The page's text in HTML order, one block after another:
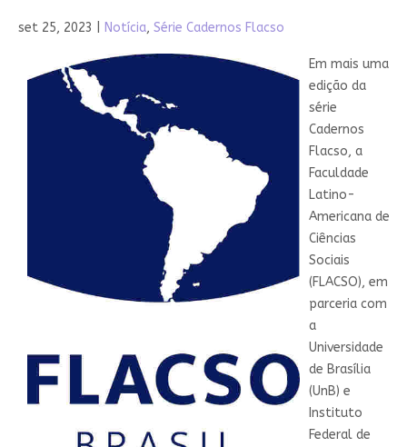
set 25, 2023 Notícia, Série Cadernos Flacso
Em mais uma
edição da
série
Cadernos
Flacso, a
Faculdade
Latino-
Americana de
Ciências
Sociais
(FLACSO), em
parceria com
a
Universidade
de Brasília
(UnB) e
Instituto
Federal de